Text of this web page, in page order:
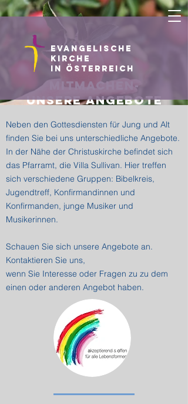
Evangelische
Kirche
in Österreich
mitmachen-
unsere angebote
Neben den Gottesdiensten für Jung und Alt
finden Sie bei uns unterschiedliche Angebote.
In der Nähe der Christuskirche befindet sich
das Pfarramt, die Villa Sullivan. Hier treffen
sich verschiedene Gruppen: Bibelkreis,
Jugendtreff, Konfirmandinnen und
Konfirmanden, junge Musiker und
Musikerinnen.
Schauen Sie sich unsere Angebote an.
Kontaktieren Sie uns,
wenn Sie Interesse oder Fragen zu zu dem
einen oder anderen Angebot haben.